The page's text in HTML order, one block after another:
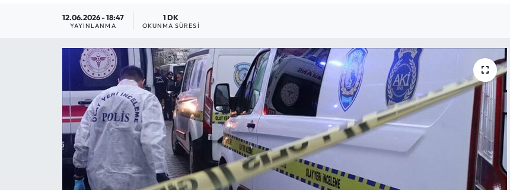
12.06.2026 - 18:47
YAYINLANMA
1 DK
OKUNMA SÜRESI
EKONOMİ
MAGAZİN
SAĞLIK
SİYASET
Tüm Manşetler
Haber Arşivi